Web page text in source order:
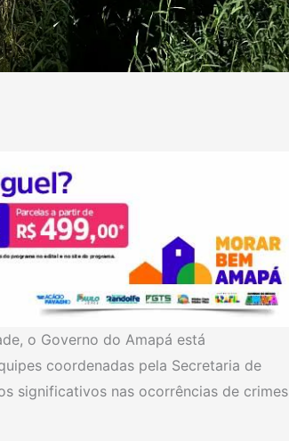
o Governo do Amapá está
coordenadas pela Secretaria de
significativos nas ocorrências de crimes